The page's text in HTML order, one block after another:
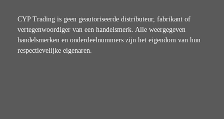
CYP Trading is geen geautoriseerde distributeur, fabrikant of
vertegenwoordiger van een handelsmerk. Alle weergegeven
handelsmerken en onderdeelnummers zijn het eigendom van hun
respectievelijke eigenaren.